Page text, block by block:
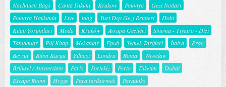
Nachnuch Bags
Çanta Dikimi Krakow Polonya
Gezi Notları
Polonya Hakkında
Live blog Yurt Dışı Gezi Rehberi
Hobi
Kitap Yorumları
Moda Kraków Avrupa Gezileri
Sinema - Tiyatro - Dizi
Tanıtımlar
Pdf Kitap Mekanlar Epub Yemek Tarifleri İtalya
Prag
Beyrut
Bilim Kurgu Yılbaşı Londra Roma
Wroclaw
Brüksel / Amsterdam
Paris Portekiz Porto Tüketim
Dubai
Escape Room
Hygge Para biriktirmek Paradoks